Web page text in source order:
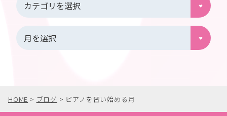
HOME > ブログ > ピアノを習い始める月